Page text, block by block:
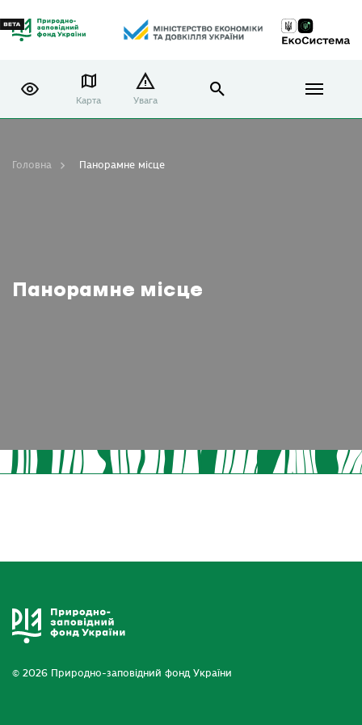
Карта Увага
Панорамне місце
Головна Панорамне місце
© 2026 Природно-заповідний фонд України